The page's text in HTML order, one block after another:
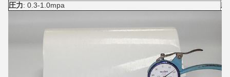
圧力: 0.3-1.0mpa 圧